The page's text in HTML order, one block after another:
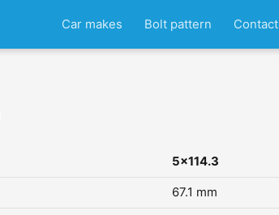
Car makes Bolt pattern Contact
5x114.3
67.1 mm